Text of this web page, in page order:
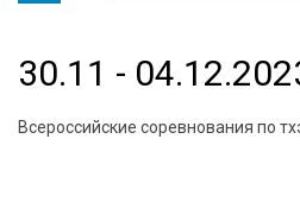
30.11 -
Всероссийские соревнования по